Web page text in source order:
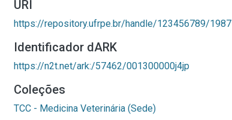
URI
https://repository.ufrpe.br/handle/123456789/1987
Identificador dARK
https://n2t.net/ark:/57462/001300000j4jp
Coleções
TCC - Medicina Veterinária (Sede)